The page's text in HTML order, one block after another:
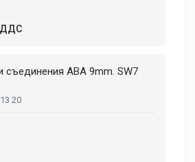
ultrices.
ДДС
съединения ABA 9mm. SW7
20